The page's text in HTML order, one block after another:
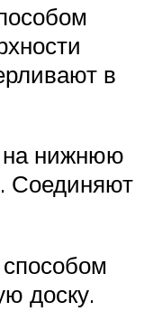
в
на нижнюю
Соединяют
доску.